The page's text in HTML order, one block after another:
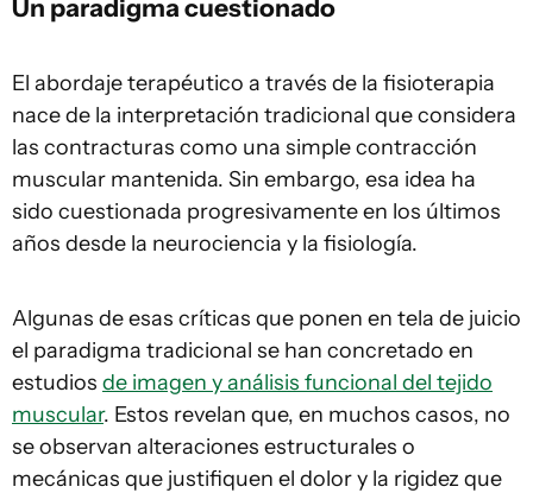
Un paradigma cuestionado
El abordaje terapéutico a través de la fisioterapia
nace de la interpretación tradicional que considera
las contracturas como una simple contracción
muscular mantenida. Sin embargo, esa idea ha
sido cuestionada progresivamente en los últimos
años desde la neurociencia y la fisiología.
Algunas de esas críticas que ponen en tela de juicio
el paradigma tradicional se han concretado en
estudios de imagen y análisis funcional del tejido
muscular. Estos revelan que, en muchos casos, no
se observan alteraciones estructurales o
mecánicas que justifiquen el dolor y la rigidez que